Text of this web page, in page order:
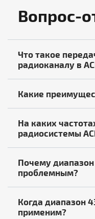
Вопрос-
Что такое
радиоканалу в
Какие
На каких
радиосистемы
Почему
проблемным?
Когда диапазон
применим?